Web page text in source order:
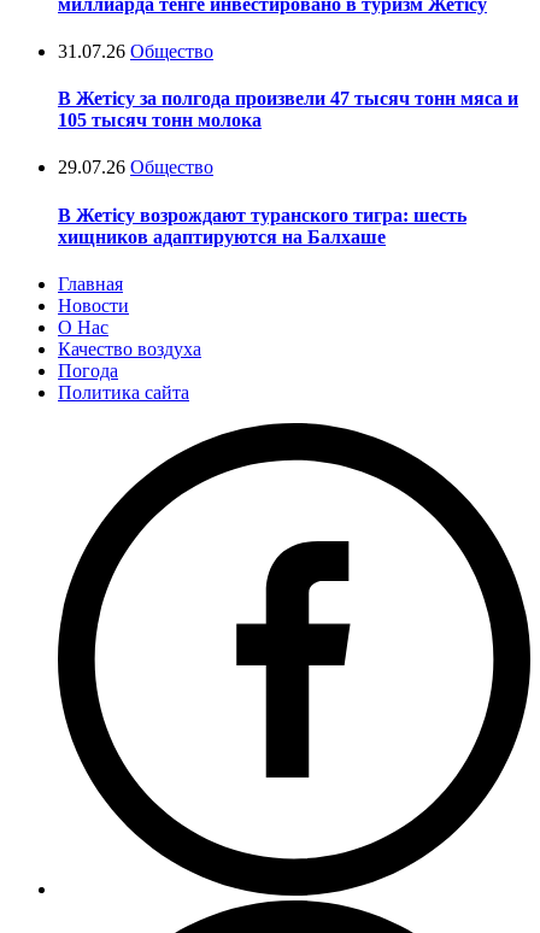
31.07.26 Общество
В Жетісу за полгода произвели 47 тысяч тонн мяса и
105 тысяч тонн молока
29.07.26 Общество
В Жетісу возрождают туранского тигра: шесть
хищников адаптируются на Балхаше
Главная
Новости
О Нас
Качество воздуха
Погода
Политика сайта